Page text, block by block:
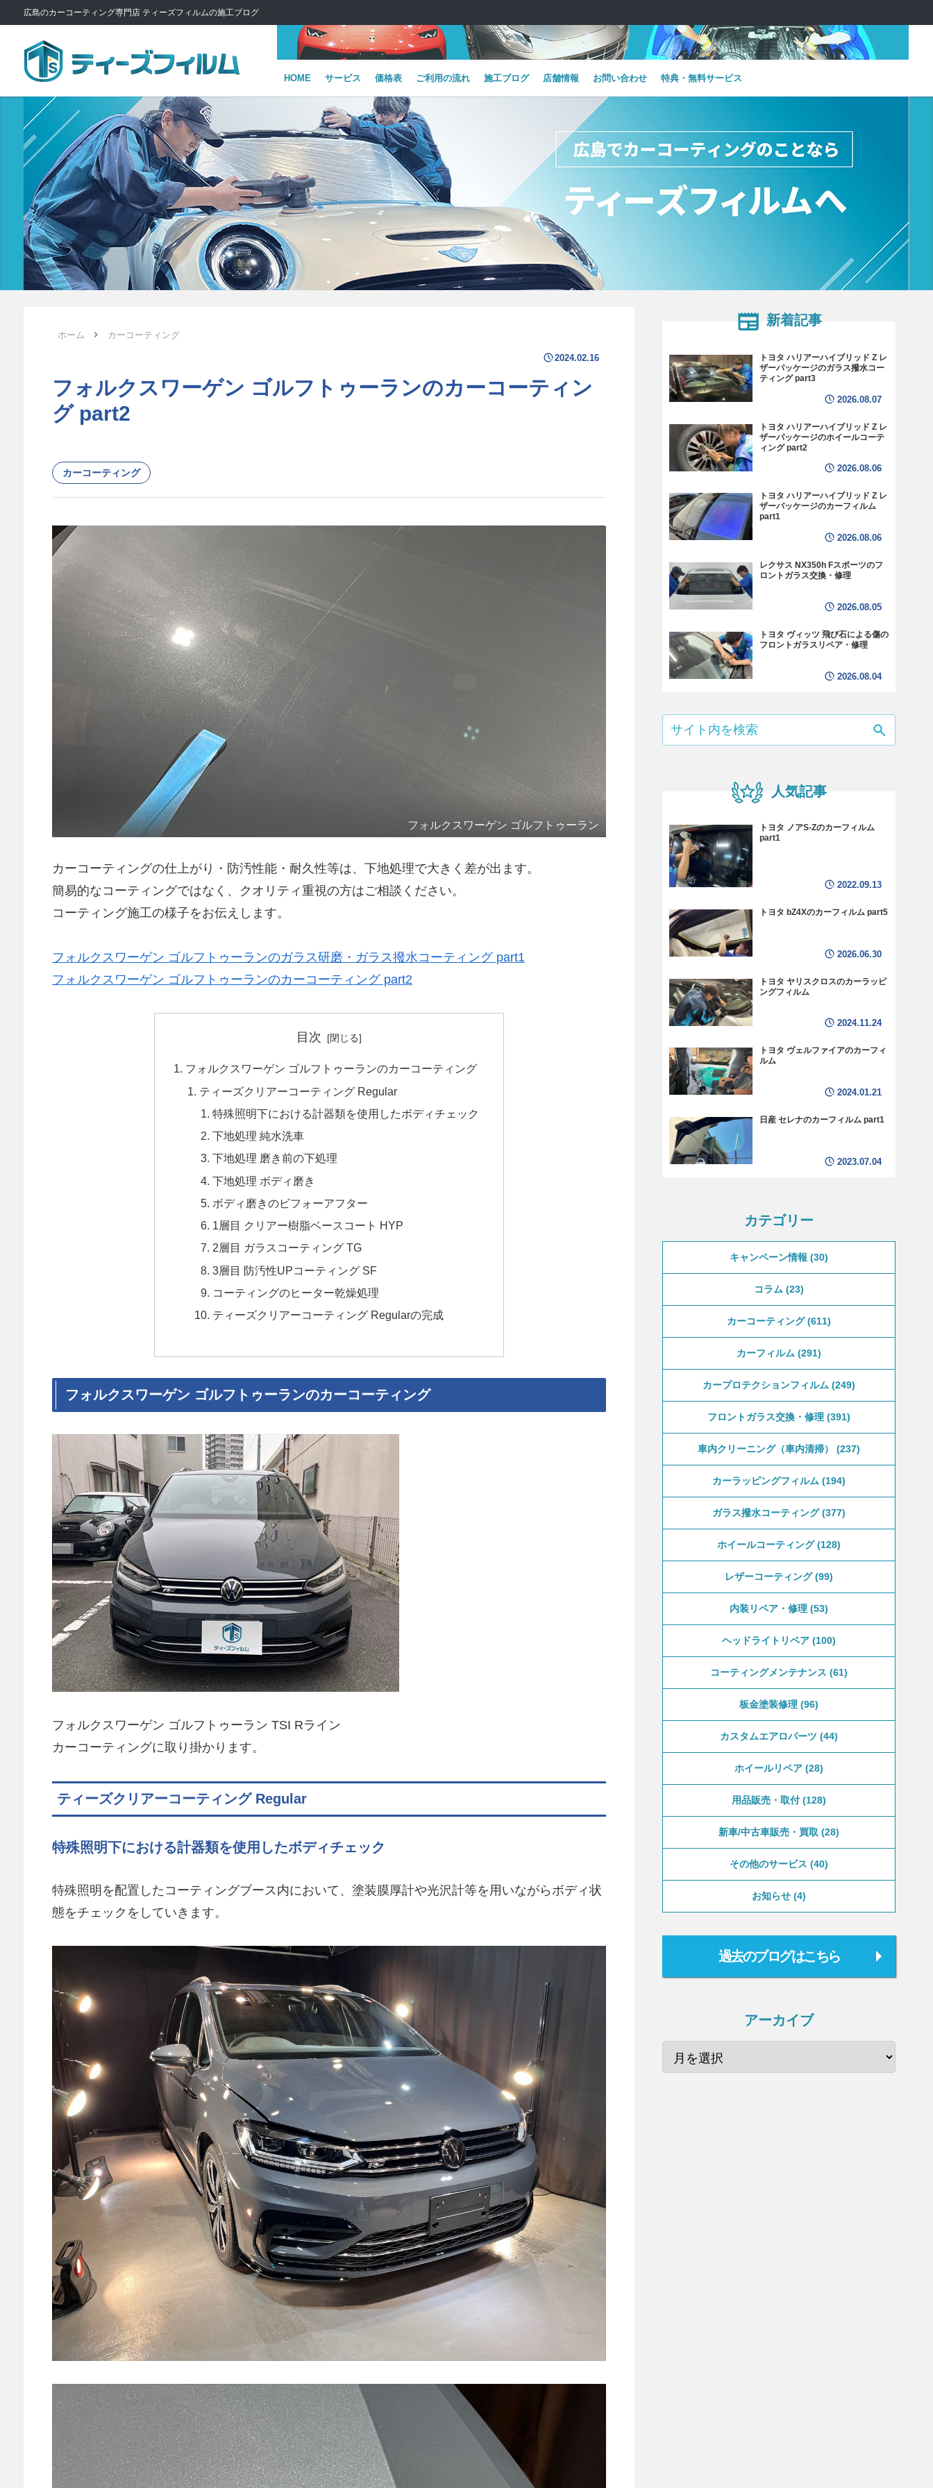
広島のカーコーティング専門店 ティーズフィルムの施工ブログ
HOME サービス 価格表 ご利用の流れ 施工ブログ 店舗情報 お問い合わせ 特典・無料サービス
ホーム カーコーティング
2024.02.16
フォルクスワーゲン ゴルフトゥーランのカーコーティン
グ part2
カーコーティング
フォルクスワーゲン ゴルフトゥーラン
カーコーティングの仕上がり・防汚性能・耐久性等は、下地処理で大きく差が出ます。
簡易的なコーティングではなく、クオリティ重視の方はご相談ください。
コーティング施工の様子をお伝えします。
フォルクスワーゲン ゴルフトゥーランのガラス研磨・ガラス撥水コーティング part1
フォルクスワーゲン ゴルフトゥーランのカーコーティング part2
目次
フォルクスワーゲン ゴルフトゥーランのカーコーティング
ティーズクリアーコーティング Regular
特殊照明下における計器類を使用したボディチェック
下地処理 純水洗車
下地処理 磨き前の下処理
下地処理 ボディ磨き
ボディ磨きのビフォーアフター
1層目 クリアー樹脂ベースコート HYP
2層目 ガラスコーティング TG
3層目 防汚性UPコーティング SF
コーティングのヒーター乾燥処理
ティーズクリアーコーティング Regularの完成
フォルクスワーゲン ゴルフトゥーランのカーコーティング
フォルクスワーゲン ゴルフトゥーラン TSI Rライン
カーコーティングに取り掛かります。
ティーズクリアーコーティング Regular
特殊照明下における計器類を使用したボディチェック
特殊照明を配置したコーティングブース内において、塗装膜厚計や光沢計等を用いながらボディ状
態をチェックをしていきます。
新着記事
トヨタ ハリアーハイブリッド Z レ
ザーパッケージのガラス撥水コー
ティング part3
2026.08.07
トヨタ ハリアーハイブリッド Z レ
ザーパッケージのホイールコーテ
ィング part2
2026.08.06
トヨタ ハリアーハイブリッド Z レ
ザーパッケージのカーフィルム
part1
2026.08.06
レクサス NX350h Fスポーツのフ
ロントガラス交換・修理
2026.08.05
トヨタ ヴィッツ 飛び石による傷の
フロントガラスリペア・修理
2026.08.04
人気記事
トヨタ ノアS-Zのカーフィルム
part1
2022.09.13
トヨタ bZ4Xのカーフィルム part5
2026.06.30
トヨタ ヤリスクロスのカーラッピ
ングフィルム
2024.11.24
トヨタ ヴェルファイアのカーフィ
ルム
2024.01.21
日産 セレナのカーフィルム part1
2023.07.04
カテゴリー
キャンペーン情報 30
コラム 23
カーコーティング 611
カーフィルム 291
カープロテクションフィルム 249
フロントガラス交換・修理 391
車内クリーニング（車内清掃） 237
カーラッピングフィルム 194
ガラス撥水コーティング 377
ホイールコーティング 128
レザーコーティング 99
内装リペア・修理 53
ヘッドライトリペア 100
コーティングメンテナンス 61
板金塗装修理 96
カスタムエアロパーツ 44
ホイールリペア 28
用品販売・取付 128
新車/中古車販売・買取 28
その他のサービス 40
お知らせ 4
過去のブログはこちら
アーカイブ